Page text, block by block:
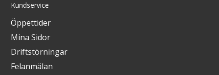
Kundservice
Öppettider
Mina Sidor
Driftstörningar
Felanmälan